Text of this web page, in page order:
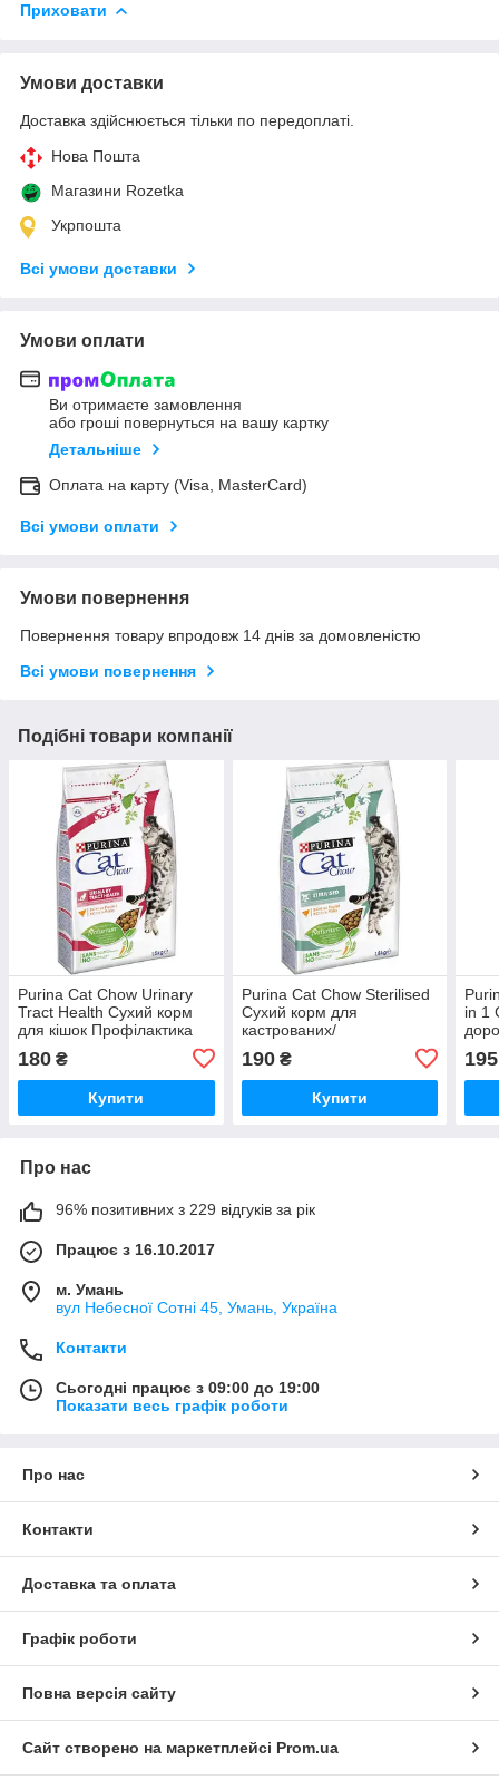
Приховати
Умови доставки
Доставка здійснюється тільки по передоплаті.
Нова Пошта
Магазини Rozetka
Укрпошта
Всі умови доставки
Умови оплати
Ви отримаєте замовлення
або гроші повернуться на вашу картку
Детальніше
Оплата на карту (Visa, MasterCard)
Всі умови оплати
Умови повернення
Повернення товару впродовж 14 днів за домовленістю
Всі умови повернення
Подібні товари компанії
Purina Cat Chow Urinary
Tract Health Сухий корм
для кішок Профілактика
сечокам'яної хвороби на
вагу / 1 кг
180 ₴
Купити
Purina Cat Chow Sterilised
Сухий корм для
кастрованих/
кішок на вагу / 1 кг
190₴
Купити
in 1
195
Про нас
96% позитивних з 229 відгуків за рік
Працює з 16.10.2017
м. Умань
вул Небесної Сотні 45, Умань, Україна
Контакти
Сьогодні працює з 09:00 до 19:00
Показати весь графік роботи
Про нас
Контакти
Доставка та оплата
Графік роботи
Повна версія сайту
Сайт створено на маркетплейсі Prom.ua